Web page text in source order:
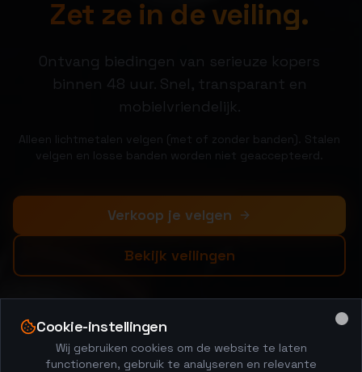
Zet ze in de veiling.
Ontvang biedingen van serieuze kopers
binnen 48 uur. Snel, transparant en
mobielvriendelijk.
Alleen lichtmetalen velgen (met of zonder banden). Stalen
velgen en losse banden worden niet geaccepteerd.
Verkoop je velgen
Bekijk veilingen
Cookie-instellingen
Wij gebruiken cookies om de website te laten
functioneren, gebruik te analyseren en relevante